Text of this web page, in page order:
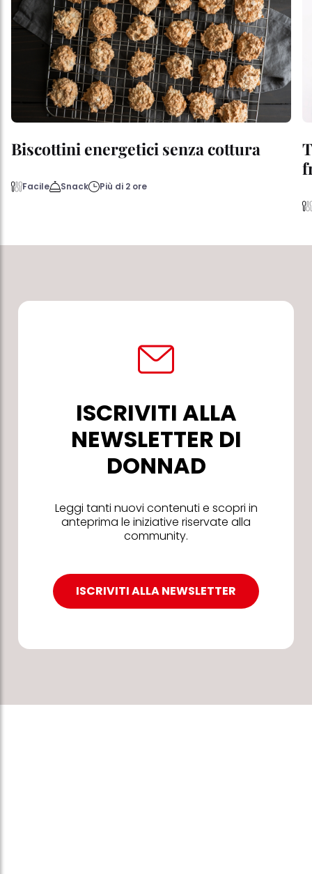
Biscottini energetici senza cottura
Facile Snack Più di 2 ore
ISCRIVITI ALLA
NEWSLETTER DI
DONNAD
Leggi tanti nuovi contenuti e scopri in
anteprima le iniziative riservate alla
community.
ISCRIVITI ALLA NEWSLETTER